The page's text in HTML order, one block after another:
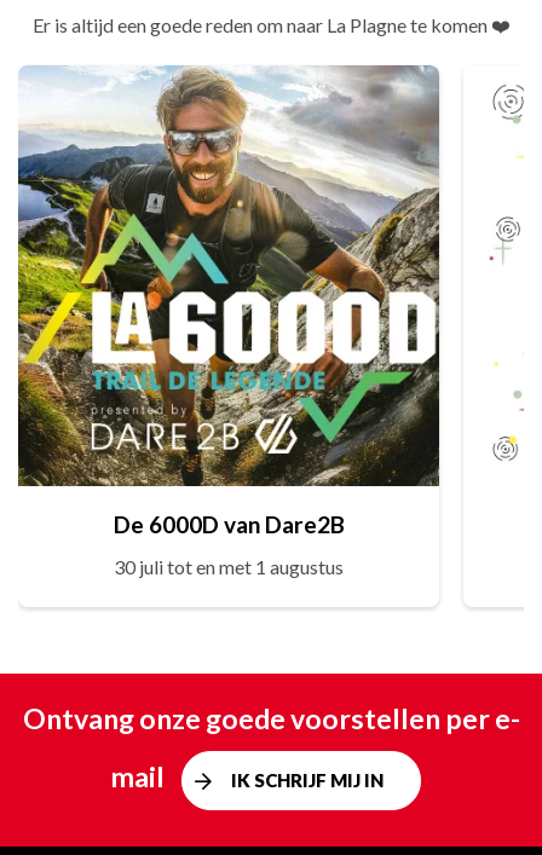
Er is altijd een goede reden om naar La Plagne te komen ❤️
De 6000D van Dare2B
30 juli tot en met 1 augustus
Ontvang onze goede voorstellen per e-
mail
IK SCHRIJF MIJ IN